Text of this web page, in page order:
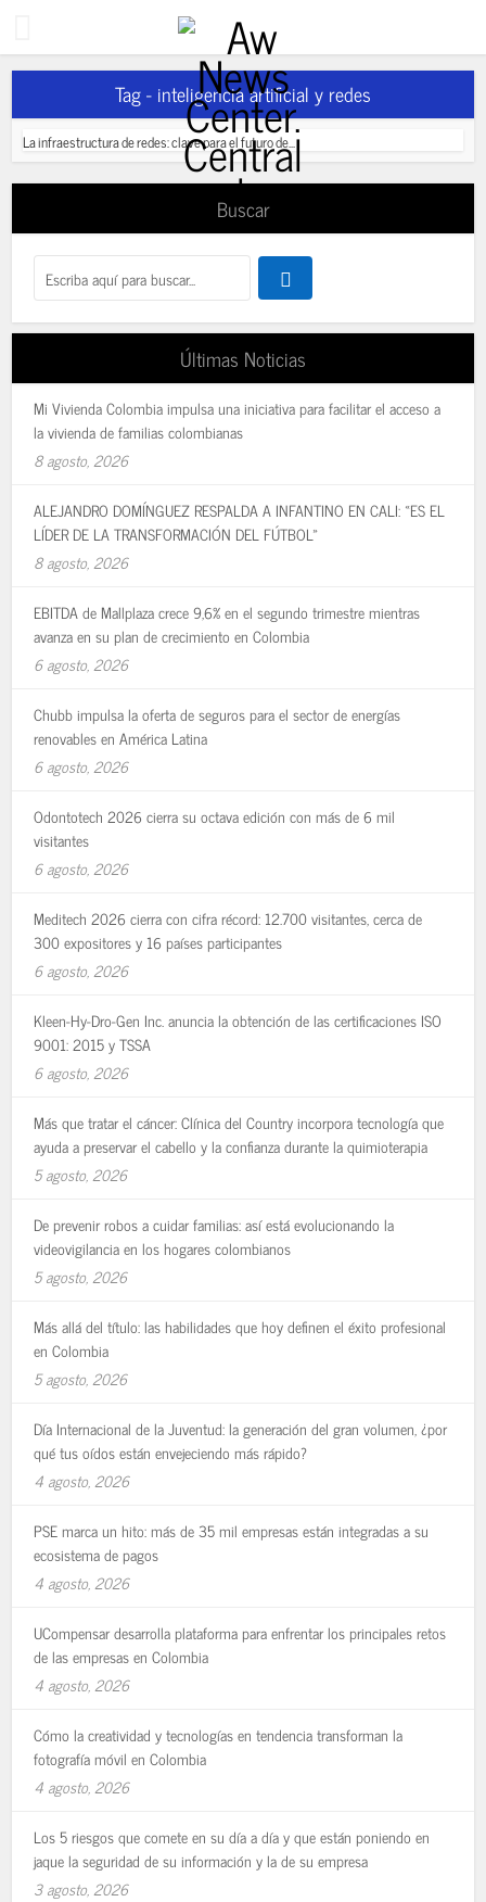
Tag - inteligencia artificial y redes
La infraestructura de redes: clave para el futuro de...
Buscar
Últimas Noticias
Mi Vivienda Colombia impulsa una iniciativa para facilitar el acceso a
la vivienda de familias colombianas
8 agosto, 2026
ALEJANDRO DOMÍNGUEZ RESPALDA A INFANTINO EN CALI: «ES EL
LÍDER DE LA TRANSFORMACIÓN DEL FÚTBOL»
8 agosto, 2026
EBITDA de Mallplaza crece 9,6% en el segundo trimestre mientras
avanza en su plan de crecimiento en Colombia
6 agosto, 2026
Chubb impulsa la oferta de seguros para el sector de energías
renovables en América Latina
6 agosto, 2026
Odontotech 2026 cierra su octava edición con más de 6 mil
visitantes
6 agosto, 2026
Meditech 2026 cierra con cifra récord: 12.700 visitantes, cerca de
300 expositores y 16 países participantes
6 agosto, 2026
Kleen-Hy-Dro-Gen Inc. anuncia la obtención de las certificaciones ISO
9001: 2015 y TSSA
6 agosto, 2026
Más que tratar el cáncer: Clínica del Country incorpora tecnología que
ayuda a preservar el cabello y la confianza durante la quimioterapia
5 agosto, 2026
De prevenir robos a cuidar familias: así está evolucionando la
videovigilancia en los hogares colombianos
5 agosto, 2026
Más allá del título: las habilidades que hoy definen el éxito profesional
en Colombia
5 agosto, 2026
Día Internacional de la Juventud: la generación del gran volumen, ¿por
qué tus oídos están envejeciendo más rápido?
4 agosto, 2026
PSE marca un hito: más de 35 mil empresas están integradas a su
ecosistema de pagos
4 agosto, 2026
UCompensar desarrolla plataforma para enfrentar los principales retos
de las empresas en Colombia
4 agosto, 2026
Cómo la creatividad y tecnologías en tendencia transforman la
fotografía móvil en Colombia
4 agosto, 2026
Los 5 riesgos que comete en su día a día y que están poniendo en
jaque la seguridad de su información y la de su empresa
3 agosto, 2026